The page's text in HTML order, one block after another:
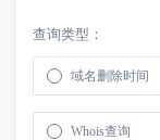
查询类型：
域名删除时间
Whois查询